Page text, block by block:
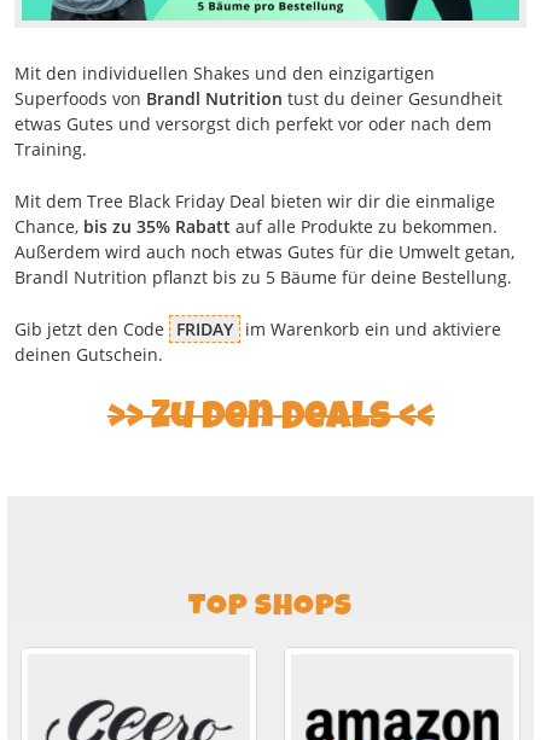
Mit den individuellen Shakes und den einzigartigen
Superfoods von Brandl Nutrition tust du deiner Gesundheit
etwas Gutes und versorgst dich perfekt vor oder nach dem
Training.
Mit dem Tree Black Friday Deal bieten wir dir die einmalige
Chance, bis zu 35% Rabatt auf alle Produkte zu bekommen.
Außerdem wird auch noch etwas Gutes für die Umwelt getan,
Brandl Nutrition pflanzt bis zu 5 Bäume für deine Bestellung.
Gib jetzt den Code FRIDAY im Warenkorb ein und aktiviere
deinen Gutschein.
Zu den Deals
TOP SHOPS